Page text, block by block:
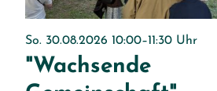
So. 30.08.2026 10:00–11:30 Uhr
"Wachsende